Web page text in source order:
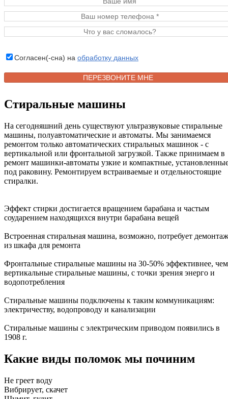
Согласен(-сна) на обработку данных
Стиральные машины
На сегодняшний день существуют ультразвуковые стиральные
машины, полуавтоматические и автоматы. Мы занимаемся
ремонтом только автоматических стиральных машинок - с
вертикальной или фронтальной загрузкой. Также принимаем в
ремонт машинки-автоматы узкие и компактные,
под раковину. Ремонтируем встраиваемые и отдельностоящие
стиралки.
Эффект стирки достигается вращением барабана и частым
соударением находящихся внутри барабана вещей
Встроенная стиральная машина, возможно, потребует
из шкафа для ремонта
Фронтальные стиральные машины на 30-50% эффективнее, чем
вертикальные стиральные машины, с точки зрения энерго и
водопотребления
Стиральные машины подключены к таким коммуникациям:
электричеству, водопроводу и канализации
Стиральные машины с электрическим приводом появились в
1908 г.
Какие виды поломок мы починим
Не греет воду
Вибрирует, скачет